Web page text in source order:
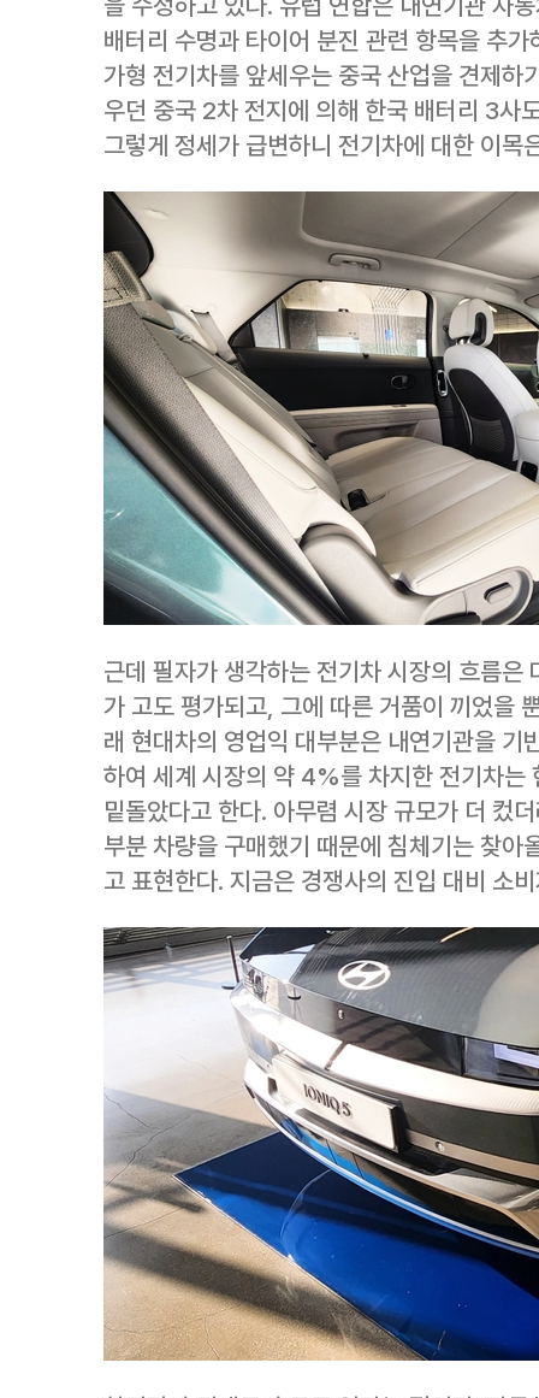
배터리 수명과 타이어 분진 관련 항목을 추
가형 전기차를 앞세우는 중국 산업을 견제하
우던 중국 2차 전지에 의해 한국 배터리 3사
그렇게 정세가 급변하니 전기차에 대한 이목
근데 필자가 생각하는 전기차 시장의 흐름은
가 고도 평가되고, 그에 따른 거품이 끼었을
래 현대차의 영업익 대부분은 내연기관을 기
하여 세계 시장의 약 4%를 차지한 전기차
밑돌았다고 한다. 아무렴 시장 규모가 더 컸
부분 차량을 구매했기 때문에 침체기는 찾아
고 표현한다. 지금은 경쟁사의 진입 대비 소